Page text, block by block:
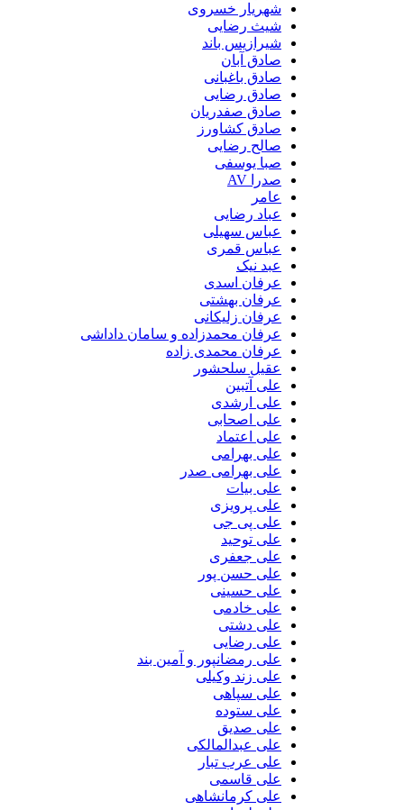
شهریار خسروی
شیث رضایی
شیرازیس باند
صادق آبان
صادق باغبانی
صادق رضایی
صادق صفدریان
صادق کشاورز
صالح رضایی
صبا یوسفی
صدرا AV
عامر
عباد رضایی
عباس سهیلی
عباس قمری
عبد نیک
عرفان اسدی
عرفان بهشتی
عرفان زلیکانی
عرفان محمدزاده و سامان داداشی
عرفان محمدی زاده
عقیل سلحشور
علی آتبین
علی ارشدی
علی اصحابی
علی اعتماد
علی بهرامی
علی بهرامی صدر
علی بیات
علی پرویزی
علی پی جی
علی توحید
علی جعفری
علی حسن پور
علی حسینی
علی خادمی
علی دشتی
علی رضایی
علی رمضانپور و آمین بند
علی زند وکیلی
علی سپاهی
علی ستوده
علی صدیق
علی عبدالمالکی
علی عرب تبار
علی قاسمی
علی کرمانشاهی